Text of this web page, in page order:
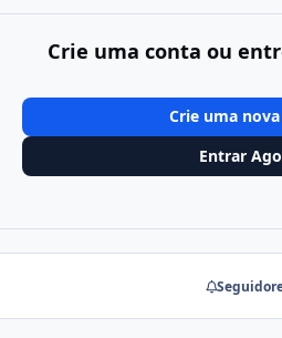
Crie uma conta ou
Crie uma
Entrar